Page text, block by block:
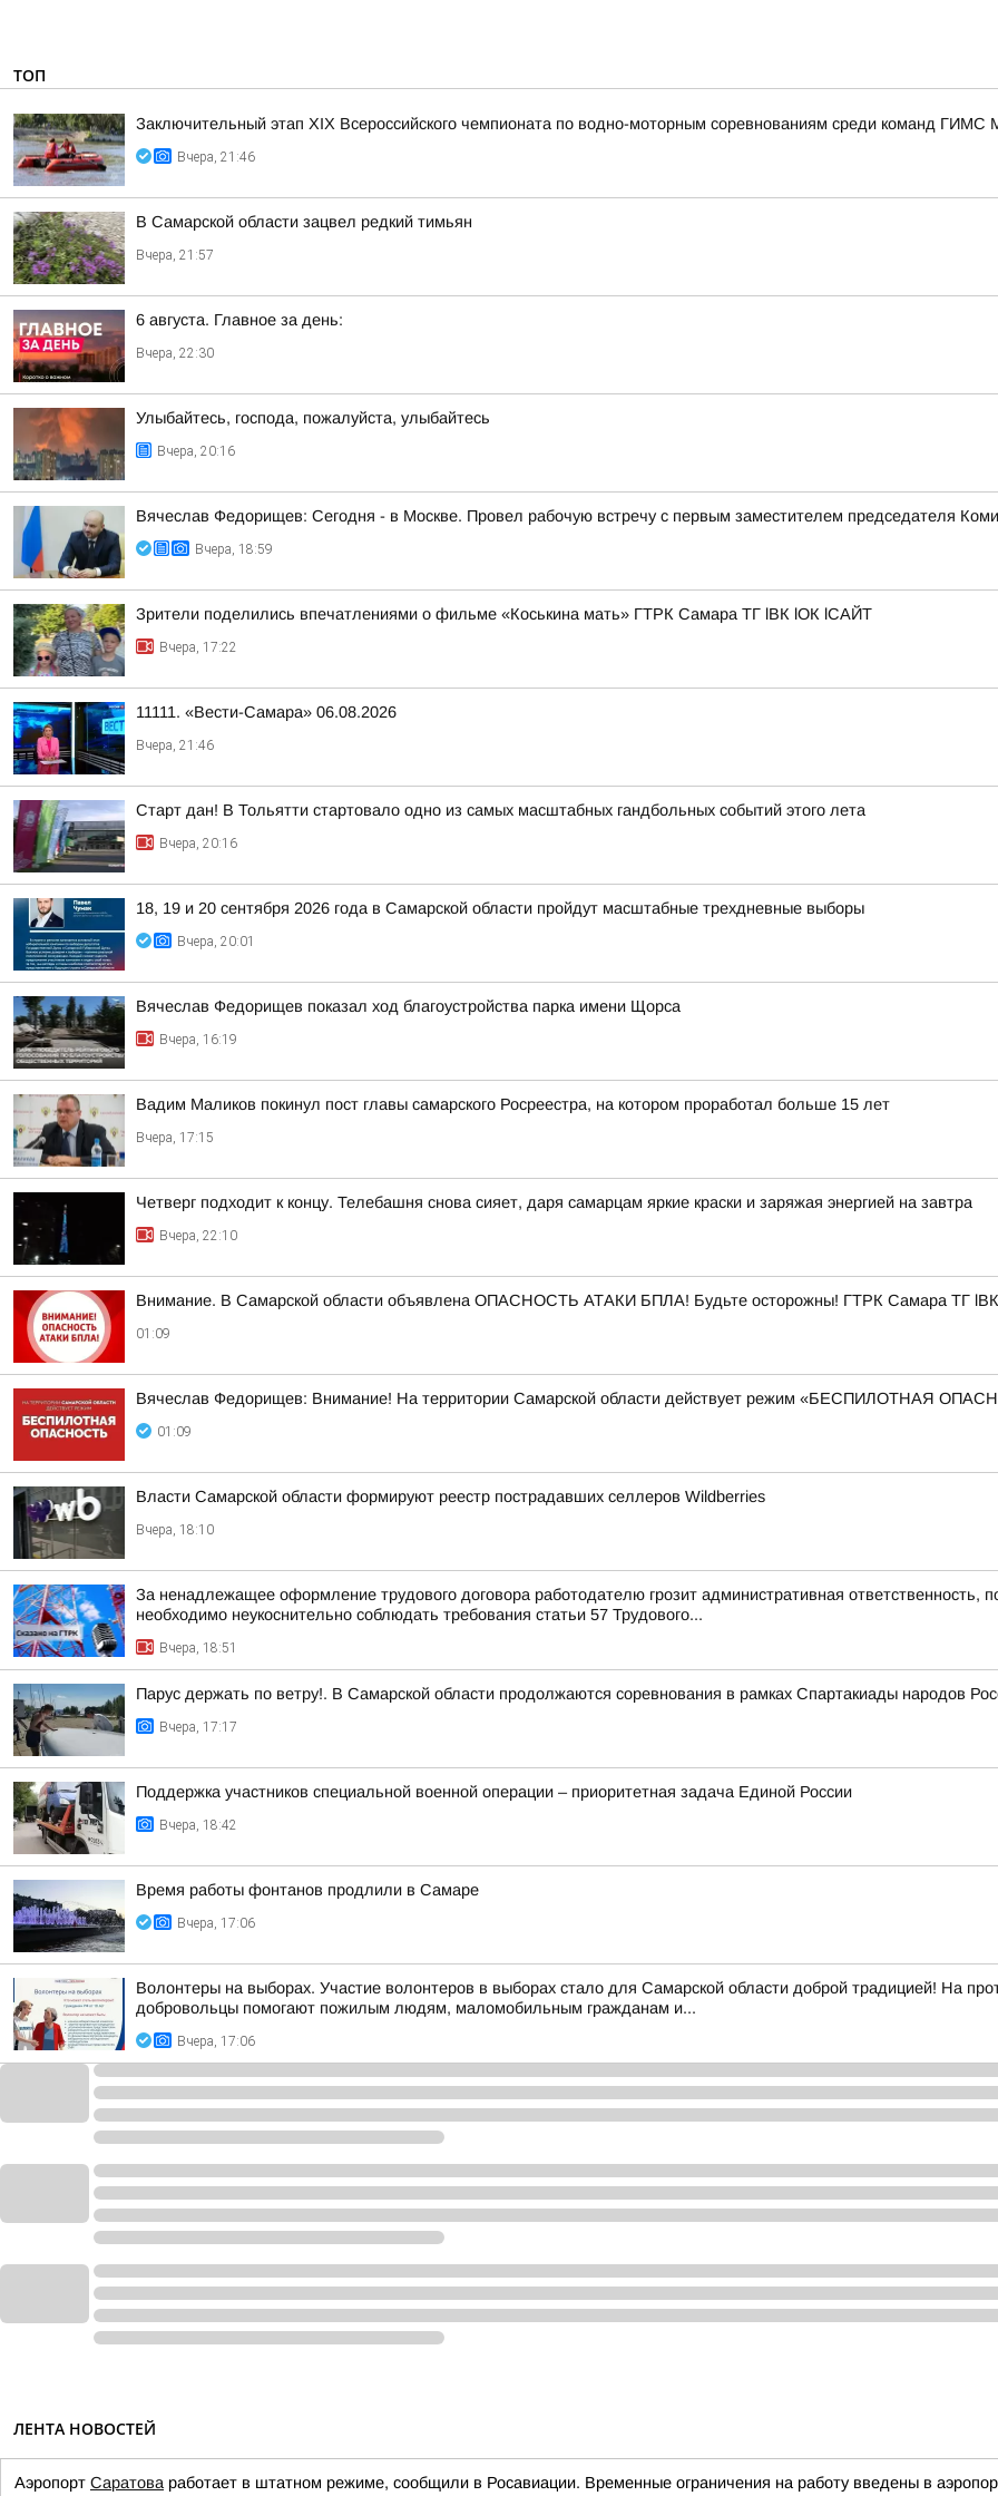
ТОП
Заключительный этап XIХ Всероссийского чемпионата по водно-моторным соревнованиям среди команд ГИМС
Вчера, 21:46
В Самарской области зацвел редкий тимьян
Вчера, 21:57
6 августа. Главное за день:
Вчера, 22:30
Улыбайтесь, господа, пожалуйста, улыбайтесь
Вчера, 20:16
Вячеслав Федорищев: Сегодня - в Москве. Провел рабочую встречу с первым заместителем председателя
Вчера, 18:59
Зрители поделились впечатлениями о фильме «Коськина мать» ГТРК Самара ТГ lВК lОК lСАЙТ
Вчера, 17:22
11111. «Вести-Самара» 06.08.2026
Вчера, 21:46
Старт дан! В Тольятти стартовало одно из самых масштабных гандбольных событий этого лета
Вчера, 20:16
18, 19 и 20 сентября 2026 года в Самарской области пройдут масштабные трехдневные выборы
Вчера, 20:01
Вячеслав Федорищев показал ход благоустройства парка имени Щорса
Вчера, 16:19
Вадим Маликов покинул пост главы самарского Росреестра, на котором проработал больше 15 лет
Вчера, 17:15
Четверг подходит к концу. Телебашня снова сияет, даря самарцам яркие краски и заряжая энергией на завтра
Вчера, 22:10
Внимание. В Самарской области объявлена ОПАСНОСТЬ АТАКИ БПЛА! Будьте осторожны! ГТРК Самара ТГ
01:09
Вячеслав Федорищев: Внимание! На территории Самарской области действует режим «БЕСПИЛОТНАЯ
01:09
Власти Самарской области формируют реестр пострадавших селлеров Wildberries
Вчера, 18:10
За ненадлежащее оформление трудового договора работодателю грозит административная ответственность,
необходимо неукоснительно соблюдать требования статьи 57 Трудового...
Вчера, 18:51
Парус держать по ветру!. В Самарской области продолжаются соревнования в рамках Спартакиады народов
Вчера, 17:17
Поддержка участников специальной военной операции – приоритетная задача Единой России
Вчера, 18:42
Время работы фонтанов продлили в Самаре
Вчера, 17:06
Волонтеры на выборах. Участие волонтеров в выборах стало для Самарской области доброй традицией! На
добровольцы помогают пожилым людям, маломобильным гражданам и...
Вчера, 17:06
ЛЕНТА НОВОСТЕЙ
Аэропорт Саратова работает в штатном режиме, сообщили в Росавиации. Временные ограничения на работу введены в